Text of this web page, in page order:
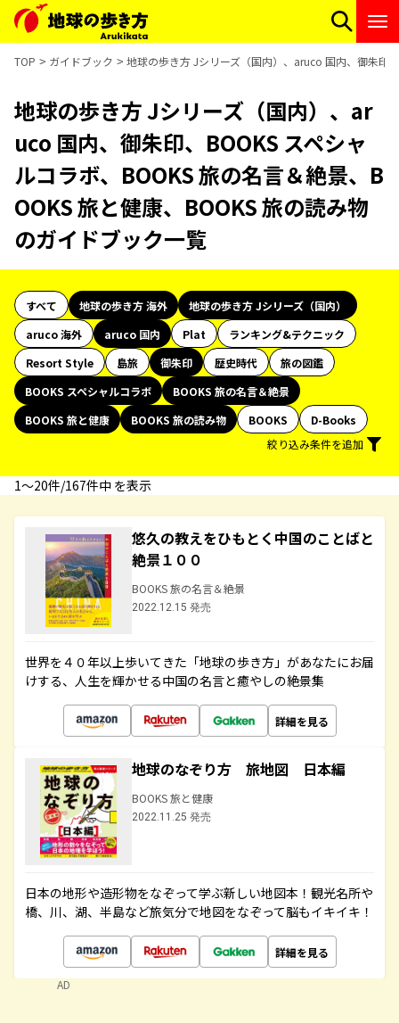
TOP ガイドブック 地球の歩き方 Jシリーズ（国内）、aruco 国内、御朱印
地球の歩き方 Jシリーズ（国内）、ar
uco 国内、御朱印、BOOKS スペシャ
ルコラボ、BOOKS 旅の名言＆絶景、B
OOKS 旅と健康、BOOKS 旅の読み物
のガイドブック一覧
すべて 地球の歩き方 海外
地球の歩き方 Jシリーズ（国内）
aruco 海外
aruco 国内 Plat
ランキング&テクニック
Resort Style
島旅 御朱印 歴史時代
旅の図鑑
BOOKS スペシャルコラボ
BOOKS 旅の名言＆絶景
BOOKS 旅と健康
BOOKS 旅の読み物 BOOKS
D-Books
絞り込み条件を追加
1〜20件/167件中 を表示
悠久の教えをひもとく中国のことばと
絶景１００
BOOKS 旅の名言＆絶景
2022.12.15 発売
世界を４０年以上歩いてきた「地球の歩き方」があなたにお届
けする、人生を輝かせる中国の名言と癒やしの絶景集
詳細を見る
地球のなぞり方 旅地図 日本編
BOOKS 旅と健康
2022.11.25 発売
日本の地形や造形物をなぞって学ぶ新しい地図本！観光名所や
橋、川、湖、半島など旅気分で地図をなぞって脳もイキイキ！
詳細を見る
AD